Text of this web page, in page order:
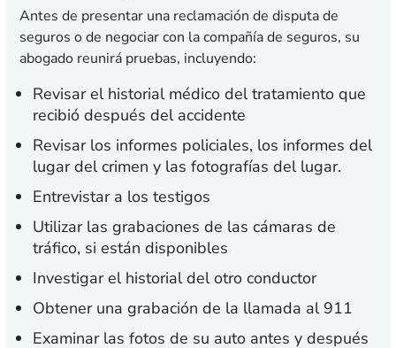
Antes de presentar una reclamación de disputa de
seguros o de negociar con la compañía de seguros, su
abogado reunirá pruebas, incluyendo:
Revisar el historial médico del tratamiento que
recibió después del accidente
Revisar los informes policiales, los informes del
lugar del crimen y las fotografías del lugar.
Entrevistar a los testigos
Utilizar las grabaciones de las cámaras de
tráfico, si están disponibles
Investigar el historial del otro conductor
Obtener una grabación de la llamada al 911
Examinar las fotos de su auto antes y después